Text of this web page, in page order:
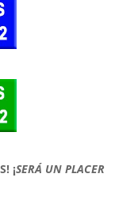
¡SERÁ UN PLACER